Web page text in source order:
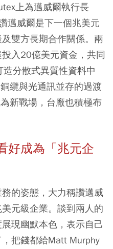
上為邁威爾執行長
邁威爾是下一個兆美元
雙方長期合作關係。兩
入20億美元資金，共同
造分散式異質性資料中
纜與光通訊並存的過渡
新戰場，台廠也積極布
好成為「兆元企
的姿態，大力稱讚邁威
元級企業。談到兩人的
現幽默本色，表示自己
把錢都給Matt Murphy